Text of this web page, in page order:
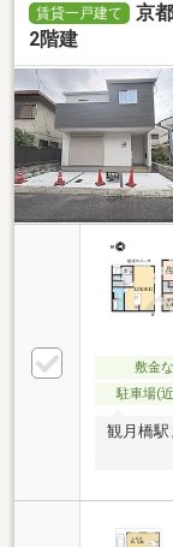
賃貸一戸建て
京
2階建
敷金
駐車場(
観月橋